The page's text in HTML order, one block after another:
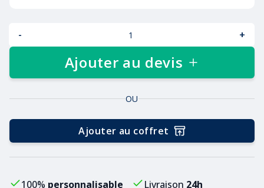
- +
Ajouter au devis
OU
Ajouter au coffret
100% personnalisable Livraison 24h